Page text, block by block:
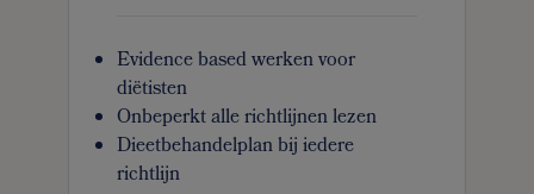
Evidence based werken voor
diëtisten
Onbeperkt alle richtlijnen lezen
Dieetbehandelplan bij iedere
richtlijn